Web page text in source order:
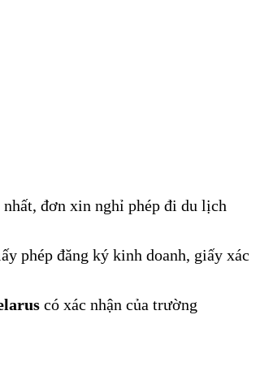
đơn xin nghỉ phép đi du lịch
phép đăng ký kinh doanh, giấy xác
có xác nhận của trường